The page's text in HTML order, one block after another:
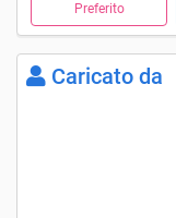
Preferito
Caricato da